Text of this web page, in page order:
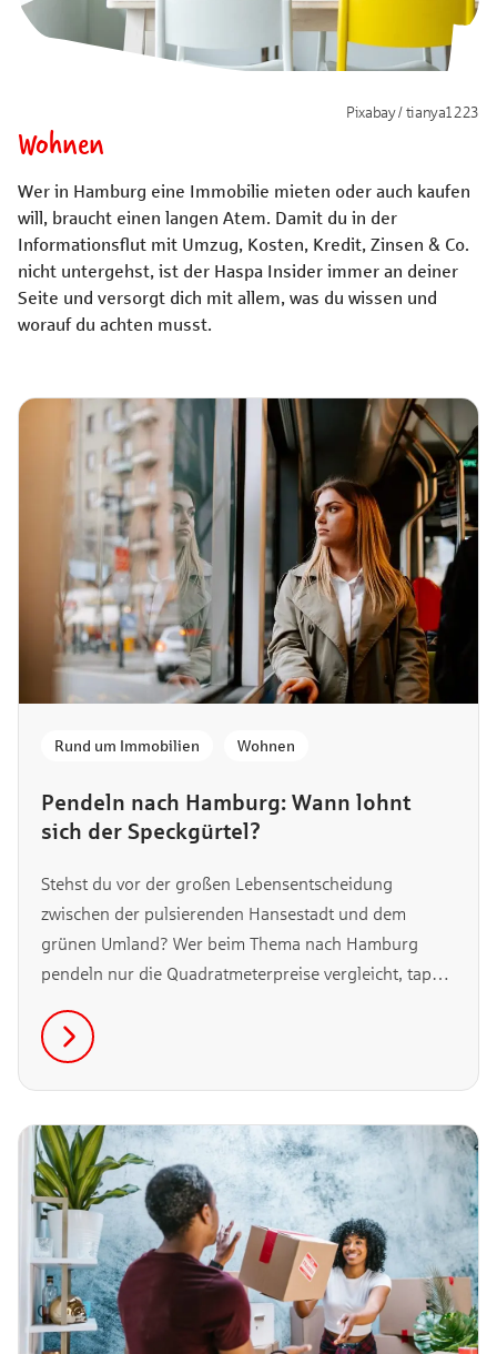
Wohnen
Wer in Hamburg eine Immobilie mieten oder auch kaufen
will, braucht einen langen Atem. Damit du in der
Informationsflut mit Umzug, Kosten, Kredit, Zinsen & Co.
nicht untergehst, ist der Haspa Insider immer an deiner
Seite und versorgt dich mit allem, was du wissen und
worauf du achten musst.
Pixabay / tianya1223
Pendeln nach Hamburg: Wann lohnt
sich der Speckgürtel?
Rund um Immobilien Wohnen
Stehst du vor der großen Lebensentscheidung
zwischen der pulsierenden Hansestadt und dem
grünen Umland? Wer beim Thema nach Hamburg
pendeln nur die Quadratmeterpreise vergleicht, tappt
Mobilitätskosten und Homeoffice zeigen, welche
Wohnlage sich langfristig wirklich lohnt.